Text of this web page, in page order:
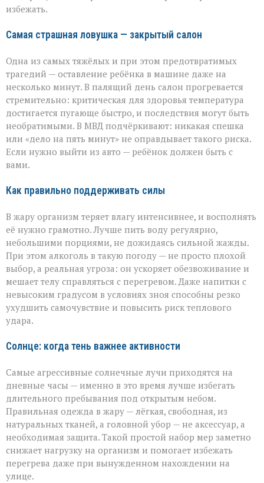
избежать.
Самая страшная ловушка — закрытый салон
Одна из самых тяжёлых и при этом предотвратимых
трагедий — оставление ребёнка в машине даже на
несколько минут. В палящий день салон прогревается
стремительно: критическая для здоровья температура
достигается пугающе быстро, и последствия могут быть
необратимыми. В МВД подчёркивают: никакая спешка
или «дело на пять минут» не оправдывает такого риска.
Если нужно выйти из авто — ребёнок должен быть с
вами.
Как правильно поддерживать силы
В жару организм теряет влагу интенсивнее, и восполнять
её нужно грамотно. Лучше пить воду регулярно,
небольшими порциями, не дожидаясь сильной жажды.
При этом алкоголь в такую погоду — не просто плохой
выбор, а реальная угроза: он ускоряет обезвоживание и
мешает телу справляться с перегревом. Даже напитки с
невысоким градусом в условиях зноя способны резко
ухудшить самочувствие и повысить риск теплового
удара.
Солнце: когда тень важнее активности
Самые агрессивные солнечные лучи приходятся на
дневные часы — именно в это время лучше избегать
длительного пребывания под открытым небом.
Правильная одежда в жару — лёгкая, свободная, из
натуральных тканей, а головной убор — не аксессуар, а
необходимая защита. Такой простой набор мер заметно
снижает нагрузку на организм и помогает избежать
перегрева даже при вынужденном нахождении на
улице.